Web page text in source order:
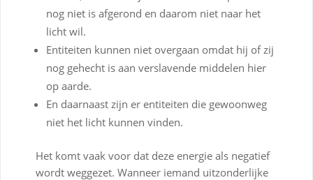
nog niet is afgerond en daarom niet naar het
licht wil.
Entiteiten kunnen niet overgaan omdat hij of zij
nog gehecht is aan verslavende middelen hier
op aarde.
En daarnaast zijn er entiteiten die gewoonweg
niet het licht kunnen vinden.
Het komt vaak voor dat deze energie als negatief
wordt weggezet. Wanneer iemand uitzonderlijke